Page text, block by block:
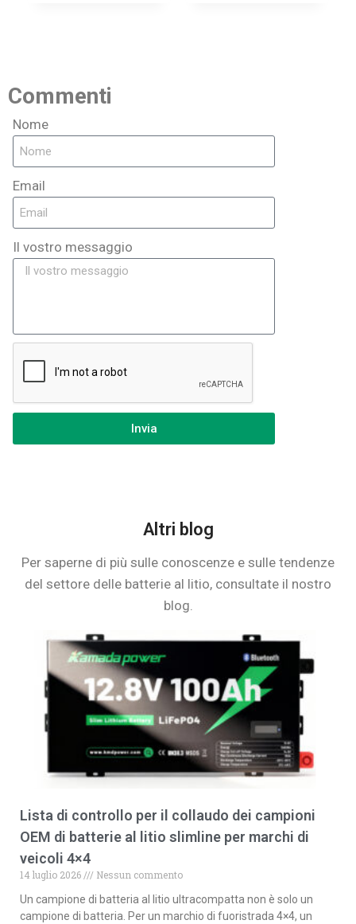
Commenti
Nome
Email
Il vostro messaggio
Invia
Altri blog
Per saperne di più sulle conoscenze e sulle tendenze
del settore delle batterie al litio, consultate il nostro
blog.
Lista di controllo per il collaudo dei campioni
OEM di batterie al litio slimline per marchi di
veicoli 4×4
14 luglio 2026
Nessun commento
Un campione di batteria al litio ultracompatta non è solo un
campione di batteria. Per un marchio di fuoristrada 4×4, un